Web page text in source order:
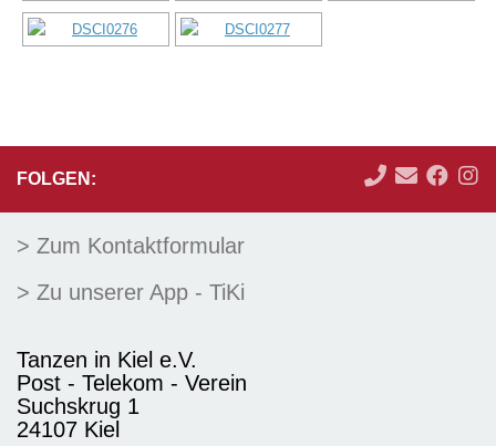
FOLGEN:
> Zum Kontaktformular
> Zu unserer App - TiKi
Tanzen in Kiel e.V.
Post - Telekom - Verein
Suchskrug 1
24107 Kiel